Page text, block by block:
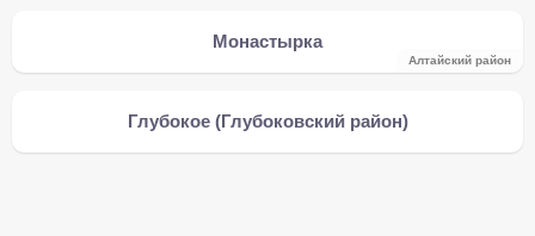
Монастырка
Алтайский район
Глубокое (Глубоковский район)